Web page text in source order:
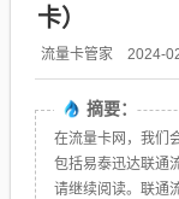
卡）
流量卡管家 2024-
摘要：
在流量卡网，我们
包括易泰迅达联通
请继续阅读。联通